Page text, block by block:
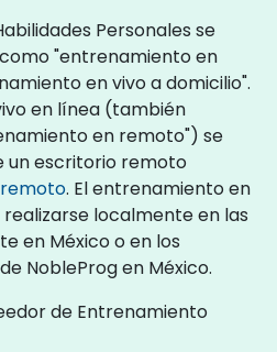
Personales se
"entrenamiento en
en vivo a domicilio".
en línea (también
en remoto") se
un escritorio remoto
. El entrenamiento en
localmente en las
en México o en los
NobleProg en México.
de Entrenamiento